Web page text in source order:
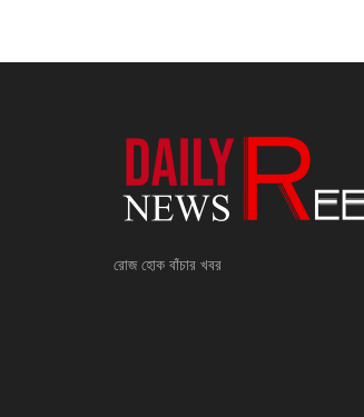
রোজ হোক বাঁচার খবর